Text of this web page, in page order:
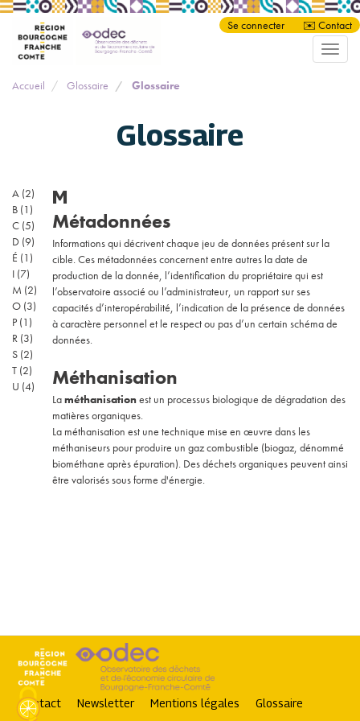
Panneau de gestion des cookies
contenu
Se connecter
✉️ Contact
Toggle
Accueil
Glossaire Glossaire
Glossaire
A (2)
B (1)
C (5)
D (9)
É (1)
I (7)
M (2)
O (3)
P (1)
R (3)
S (2)
T (2)
U (4)
M
Métadonnées
Informations qui décrivent chaque jeu de données présent sur la
cible. Ces métadonnées concernent entre autres la date de
production de la donnée, l’identification du propriétaire qui est
l’observatoire associé ou l’administrateur, un rapport sur ses
capacités d’interopérabilité, l’indication de la présence de données
à caractère personnel et le respect ou pas d’un certain schéma de
données.
Méthanisation
Laméthanisationest un processus biologique de dégradation des
matières organiques.
La méthanisation est une technique mise en œuvre dans les
méthaniseurs pour produire un gaz combustible (biogaz, dénommé
biométhane après épuration). Des déchets organiques peuvent ainsi
être valorisés sous forme d'énergie.
Contact Newsletter Mentions légales
Glossaire